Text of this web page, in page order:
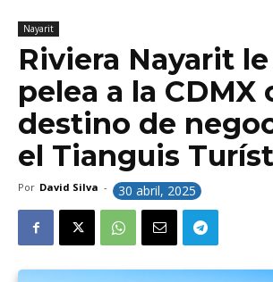
Nayarit
Riviera Nayarit
pelea a la CDMX
destino de
el Tianguis
Por David Silva - 30 abril, 2025